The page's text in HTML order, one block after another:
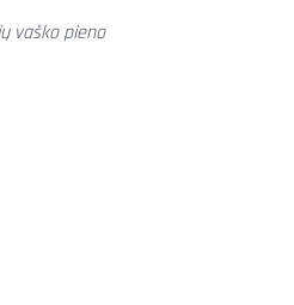
vaško pieno